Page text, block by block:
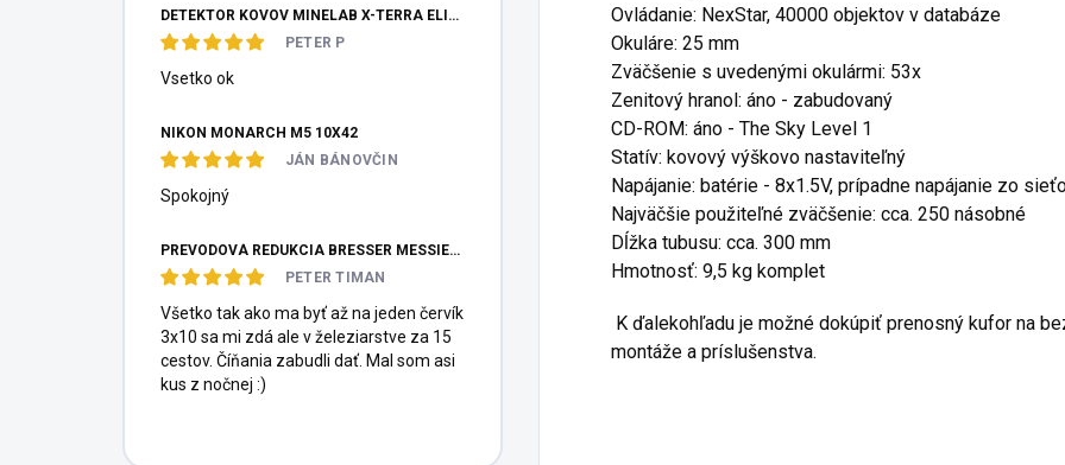
DETEKTOR KOVOV MINELAB X-TERRA ELITE PINPOITER SET
PETER P
Vsetko ok
NIKON MONARCH M5 10X42
JÁN BÁNOVČIN
Spokojný
PREVODOVÁ REDUKCIA BRESSER MESSIER HEXAFOC 1:10
PETER TIMAN
Všetko tak ako ma byť až na jeden červík
3x10 sa mi zdá ale v železiarstve za 15
cestov. Číňania zabudli dať. Mal som asi
kus z nočnej :)
Ovládanie: NexStar, 40000 objektov v databáze
Okuláre: 25 mm
Zväčšenie s uvedenými okulármi: 53x
Zenitový hranol: áno - zabudovaný
CD-ROM: áno - The Sky Level 1
Statív: kovový výškovo nastaviteľný
Napájanie: batérie - 8x1.5V, prípadne napájanie zo
Najväčšie použiteľné zväčšenie: cca. 250 násobné
Dĺžka tubusu: cca. 300 mm
Hmotnosť: 9,5 kg komplet
K ďalekohľadu je možné dokúpiť prenosný kufor na
montáže a príslušenstva.